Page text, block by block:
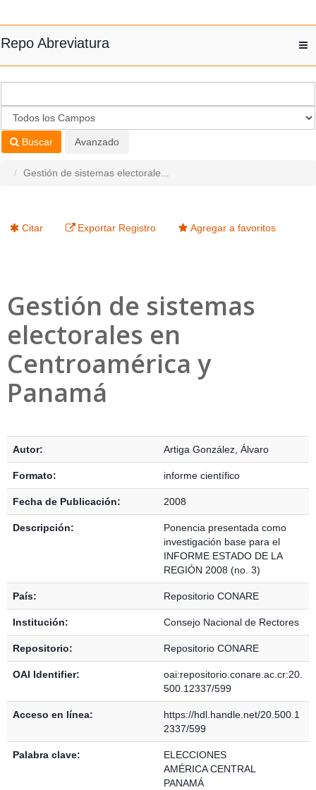
Repo Abreviatura
Buscar Avanzado
Gestión de sistemas electorale...
Citar Exportar Registro Agregar a favoritos
Gestión de sistemas
electorales en
Centroamérica y
Panamá
Autor: Artiga González, Álvaro
Formato: informe científico
Fecha de Publicación: 2008
Descripción:
Ponencia presentada como
investigación base para el
INFORME ESTADO DE LA
REGIÓN 2008 (no. 3)
País: Repositorio CONARE
Institución: Consejo Nacional de Rectores
Repositorio: Repositorio CONARE
OAI Identifier:
oai:repositorio.conare.ac.cr:20.
500.12337/599
Acceso en línea:
https://hdl.handle.net/20.500.1
2337/599
Palabra clave:
ELECCIONES
AMÉRICA CENTRAL
PANAMÁ